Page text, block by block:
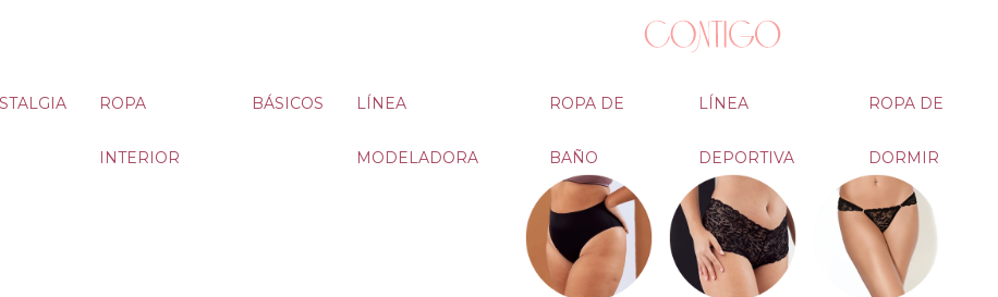
ROPA
INTERIOR
BÁSICOS LÍNEA
MODELADORA
ROPA DE
BAÑO
LÍNEA
DEPORTIVA
ROPA DE
DORMIR